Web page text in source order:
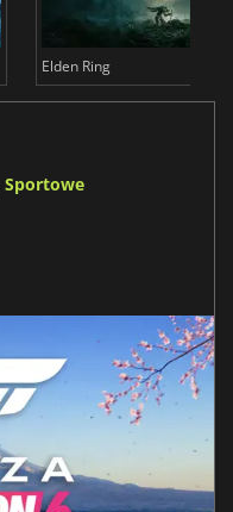
Elden Ring
Sportowe